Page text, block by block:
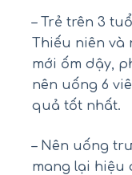
– Trẻ trên 3
Thiếu niên và
mới ốm dậy,
nên uống 6
quả tốt nhất.
– Nên uống
mang lại hiệu